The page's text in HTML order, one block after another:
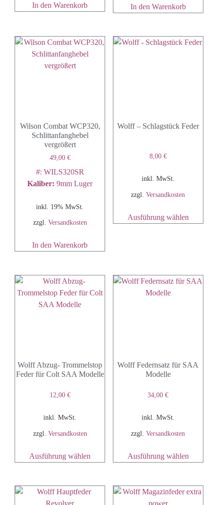
In den Warenkorb In den Warenkorb
Wilson Combat WCP320,
Schlittanfanghebel
vergrößert
49,00 €
#: WILS320SR
Kaliber:9mm Luger
inkl. 19% MwSt.
zzgl. Versandkosten
In den Warenkorb
Wolff – Schlagstück Feder
8,00 €
inkl. MwSt.
zzgl.Versandkosten
Ausführung wählen
Wolff Abzug- Trommelstop
Feder für Colt SAA Modelle
12,00 €
inkl. MwSt.
zzgl. Versandkosten
Ausführung wählen
Wolff Federnsatz für SAA
Modelle
34,00€
inkl. MwSt.
zzgl.Versandkosten
Ausführung wählen